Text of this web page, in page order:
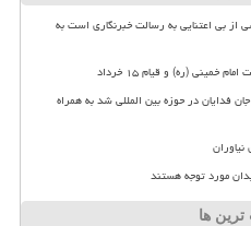
از بی اعتنایی به رسالت خبرنگاری است به
(ره) و قیام ۱۵ خرداد
فدایان در حوزه بین المللی شد به همراه
مورد توجه هستند
ها